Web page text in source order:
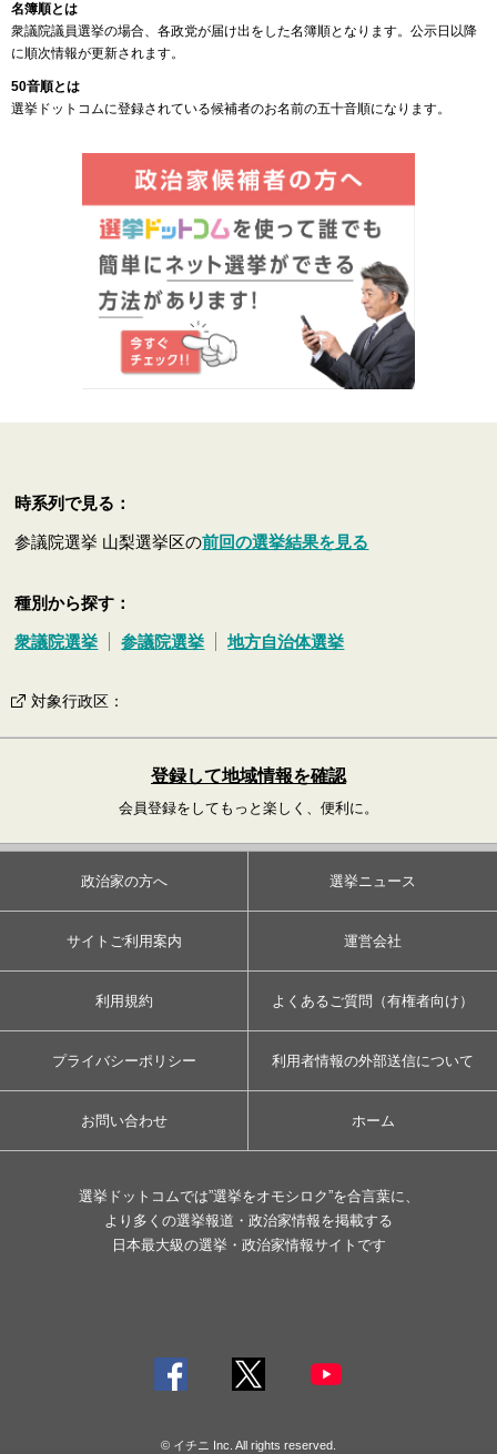
名簿順とは
衆議院議員選挙の場合、各政党が届け出をした名簿順となります。公示日以降
に順次情報が更新されます。
50音順とは
選挙ドットコムに登録されている候補者のお名前の五十音順になります。
時系列で見る：
参議院選挙 山梨選挙区の前回の選挙結果を見る
種別から探す：
衆議院選挙 参議院選挙 地方自治体選挙
対象行政区 ：
登録して地域情報を確認
会員登録をしてもっと楽しく、便利に。
政治家の方へ 選挙ニュース
サイトご利用案内 運営会社
利用規約 よくあるご質問（有権者向け）
プライバシーポリシー 利用者情報の外部送信について
お問い合わせ ホーム
選挙ドットコムでは”選挙をオモシロク”を合言葉に、
より多くの選挙報道・政治家情報を掲載する
日本最大級の選挙・政治家情報サイトです
© イチニ Inc. All rights reserved.